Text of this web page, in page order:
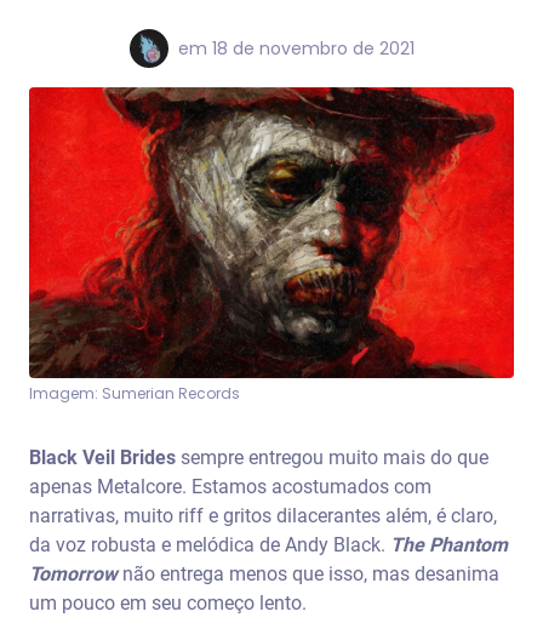
em 18 de novembro de 2021
Imagem: Sumerian Records
Black Veil Brides sempre entregou muito mais do que
apenas Metalcore. Estamos acostumados com
narrativas, muito riff e gritos dilacerantes além, é claro,
da voz robusta e melódica de Andy Black. The Phantom
Tomorrownão entrega menos que isso, mas desanima
um pouco em seu começo lento.